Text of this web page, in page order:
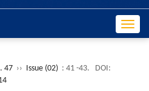
47 ›› Issue (02) : 41 -43.
DOI: